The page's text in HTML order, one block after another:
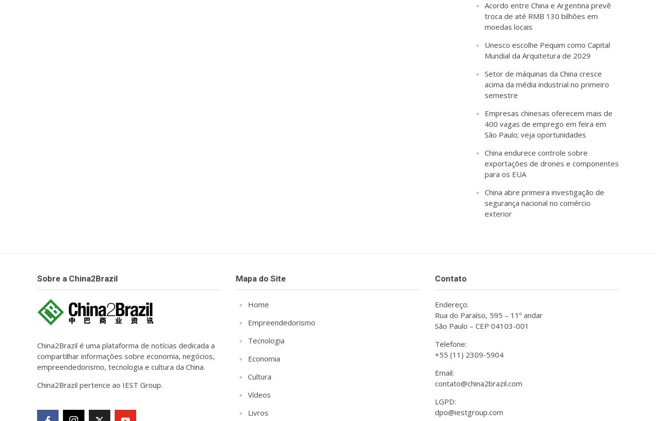
Acordo entre China e Argentina prevê
troca de até RMB 130 bilhões em
moedas locais
Unesco escolhe Pequim como Capital
Mundial da Arquitetura de 2029
Setor de máquinas da China cresce
acima da média industrial no primeiro
semestre
Empresas chinesas oferecem mais de
400 vagas de emprego em feira em
São Paulo; veja oportunidades
China endurece controle sobre
exportações de drones e componentes
para os EUA
China abre primeira investigação de
segurança nacional no comércio
exterior
Sobre a China2Brazil
China2Brazil é uma plataforma de notícias dedicada a
compartilhar informações sobre economia, negócios,
empreendedorismo, tecnologia e cultura da China.
China2Brazil pertence ao IEST Group.
Mapa do Site
Home
Empreendedorismo
Tecnologia
Economia
Cultura
Vídeos
Livros
Contato
Endereço:
Rua do Paraíso, 595 – 11º andar
São Paulo – CEP 04103-001
Telefone:
+55 (11) 2309-5904
Email:
contato@china2brazil.com
LGPD:
dpo@iestgroup.com